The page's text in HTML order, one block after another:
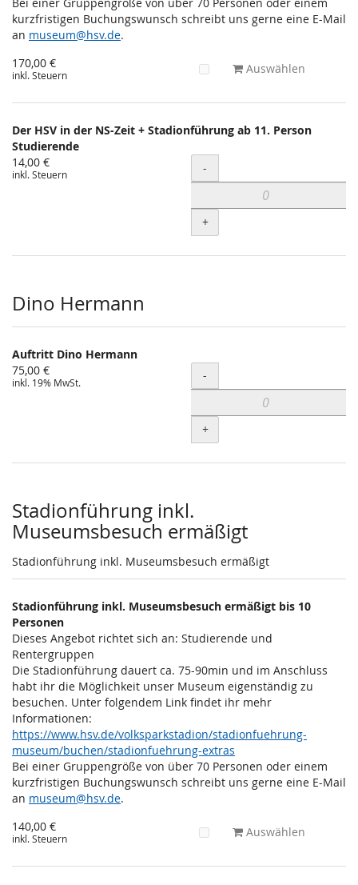
kurzfristigen Buchungswunsch schreibt uns gerne eine E-Mail
an museum@hsv.de.
170,00 €
inkl. Steuern Auswählen
Der HSV in der NS-Zeit + Stadionführung ab 11. Person
Studierende
14,00 €
inkl. Steuern Menge
-
+
Dino Hermann
Auftritt Dino Hermann
75,00 €
inkl. 19% MwSt. Menge
-
+
Stadionführung inkl.
Museumsbesuch ermäßigt
Stadionführung inkl. Museumsbesuch ermäßigt
Stadionführung inkl. Museumsbesuch ermäßigt bis 10
Personen
Dieses Angebot richtet sich an: Studierende und
Rentergruppen
Die Stadionführung dauert ca. 75-90min und im Anschluss
habt ihr die Möglichkeit unser Museum eigenständig zu
besuchen. Unter folgendem Link findet ihr mehr
Informationen:
https://www.hsv.de/volksparkstadion/stadionfuehrung-
museum/buchen/stadionfuehrung-extras
Bei einer Gruppengröße von über 70 Personen oder einem
kurzfristigen Buchungswunsch schreibt uns gerne eine E-Mail
an museum@hsv.de.
140,00 €
inkl. Steuern Auswählen